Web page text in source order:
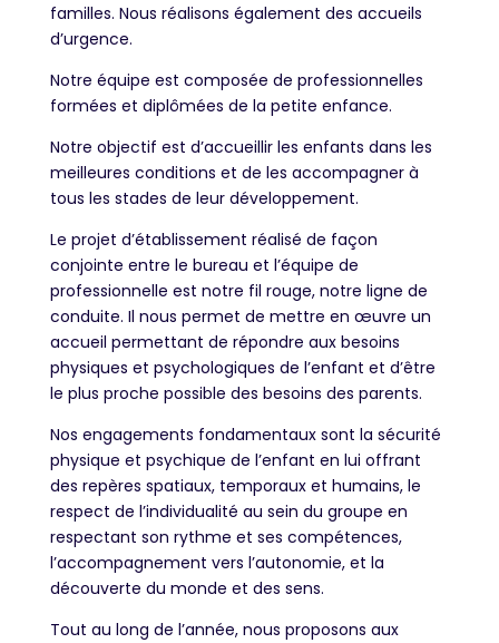
familles. Nous réalisons également des accueils
d’urgence.
Notre équipe est composée de professionnelles
formées et diplômées de la petite enfance.
Notre objectif est d’accueillir les enfants dans les
meilleures conditions et de les accompagner à
tous les stades de leur développement.
Le projet d’établissement réalisé de façon
conjointe entre le bureau et l’équipe de
professionnelle est notre fil rouge, notre ligne de
conduite. Il nous permet de mettre en œuvre un
accueil permettant de répondre aux besoins
physiques et psychologiques de l’enfant et d’être
le plus proche possible des besoins des parents.
Nos engagements fondamentaux sont la sécurité
physique et psychique de l’enfant en lui offrant
des repères spatiaux, temporaux et humains, le
respect de l’individualité au sein du groupe en
respectant son rythme et ses compétences,
l’accompagnement vers l’autonomie, et la
découverte du monde et des sens.
Tout au long de l’année, nous proposons aux